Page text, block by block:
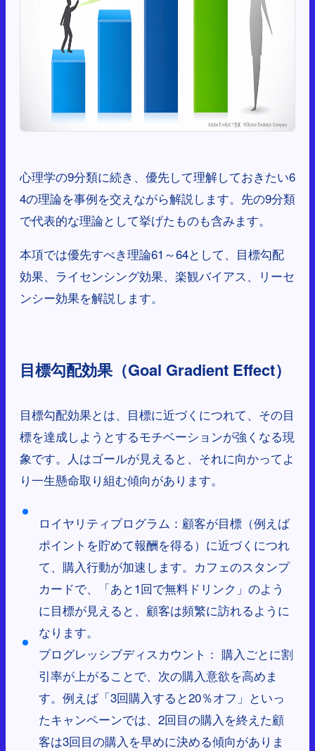
心理学の9分類に続き、優先して理解しておきたい6
4の理論を事例を交えながら解説します。先の9分類
で代表的な理論として挙げたものも含みます。
本項では優先すべき理論61～64として、目標勾配
効果、ライセンシング効果、楽観バイアス、リーセ
ンシー効果を解説します。
目標勾配効果（Goal Gradient Effect）
目標勾配効果とは、目標に近づくにつれて、その目
標を達成しようとするモチベーションが強くなる現
象です。人はゴールが見えると、それに向かってよ
り一生懸命取り組む傾向があります。
ロイヤリティプログラム：顧客が目標（例えば
ポイントを貯めて報酬を得る）に近づくにつれ
て、購入行動が加速します。カフェのスタンプ
カードで、「あと1回で無料ドリンク」のよう
に目標が見えると、顧客は頻繁に訪れるように
なります。
プログレッシブディスカウント： 購入ごとに割
引率が上がることで、次の購入意欲を高めま
す。例えば「3回購入すると20％オフ」といっ
たキャンペーンでは、2回目の購入を終えた顧
客は3回目の購入を早めに決める傾向がありま